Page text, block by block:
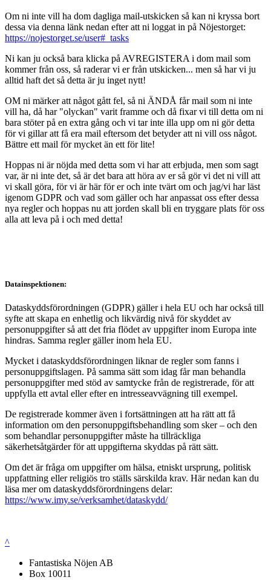
Om ni inte vill ha dom dagliga mail-utskicken så kan ni kryssa bort
dessa via denna länk nedan efter att ni loggat in på Nöjestorget:
https://nojestorget.se/user#_tasks
Ni kan ju också bara klicka på AVREGISTERA i dom mail som
kommer från oss, så raderar vi er från utskicken... men så har vi ju
alltid haft det så detta är ju inget nytt!
OM ni märker att något gått fel, så ni ÄNDÅ får mail som ni inte
vill ha, då har "olyckan" varit framme och då fixar vi till detta om ni
bara stöter på en extra gång och vi tar inte illa upp om ni gör detta
för vi gillar att få era mail eftersom det betyder att ni vill oss något.
Bättre ett mail för mycket än ett för lite!
Hoppas ni är nöjda med detta som vi har att erbjuda, men som sagt
var, är ni inte det, så är det bara att höra av er så gör vi det ni vill att
vi skall göra, för vi är här för er och inte tvärt om och jag/vi har läst
igenom GDPR och vad som gäller och har anpassat oss efter dessa
nya regler och hoppas nu att jorden skall bli en tryggare plats för oss
alla att leva på i och med detta!
Datainspektionen:
Dataskyddsförordningen (GDPR) gäller i hela EU och har också till
syfte att skapa en enhetlig och likvärdig nivå för skyddet av
personuppgifter så att det fria flödet av uppgifter inom Europa inte
hindras. Samma regler gäller inom hela EU.
Mycket i dataskyddsförordningen liknar de regler som fanns i
personuppgiftslagen. På samma sätt som idag får man behandla
personuppgifter med stöd av samtycke från de registrerade, för att
uppfylla ett avtal eller efter en intresseavvägning till exempel.
De registrerade kommer även i fortsättningen att ha rätt att få
information om den personuppgiftsbehandling som sker – och den
som behandlar personuppgifter måste ha tillräckliga
säkerhetsåtgärder för att uppgifterna skyddas på rätt sätt.
Om det är fråga om uppgifter om hälsa, etniskt ursprung, politisk
uppfattning eller religiös tro ställs särskilda krav. Här nedan kan du
läsa mer om dataskyddsförordningens delar:
https://www.imy.se/verksamhet/dataskydd/
^
Fantastiska Nöjen AB
Box 10011